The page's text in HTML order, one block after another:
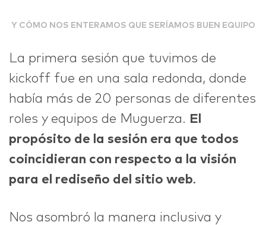
Y CÓMO NOS ENTERAMOS QUE SERÍAMOS BUEN EQUIPO
La primera sesión que tuvimos de
kickoff fue en una sala redonda, donde
había más de 20 personas de diferentes
roles y equipos de Muguerza. El
propósito de la sesión era que todos
coincidieran con respecto a la visión
para el rediseño del sitio web.
Nos asombró la manera inclusiva y